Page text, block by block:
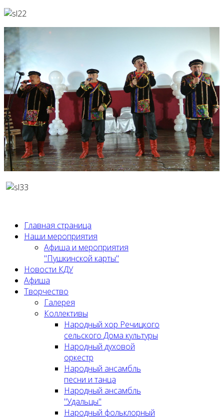
Главная страница
Наши мероприятия
Афиша и мероприятия
"Пушкинской карты"
Новости КДУ
Афиша
Творчество
Галерея
Коллективы
Народный хор Речицкого
сельского Дома культуры
Народный духовой
оркестр
Народный ансамбль
песни и танца
Народный ансамбль
"Удальцы"
Народный фольклорный